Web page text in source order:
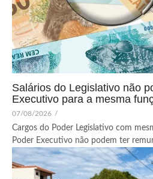
Salários do Legislativo não
Executivo para a mesma
07/08/2026 /
Cargos do Poder Legislativo com
Poder Executivo não podem ter